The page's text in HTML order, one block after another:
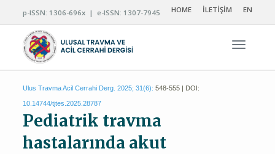
p-ISSN: 1306-696x | e-ISSN: 1307-7945 HOME İLETİŞİM EN
Ulus Travma Acil Cerrahi Derg. 2025; 31(6): 548-555 | DOI:
10.14744/tjtes.2025.28787
Pediatrik travma
hastalarında akut